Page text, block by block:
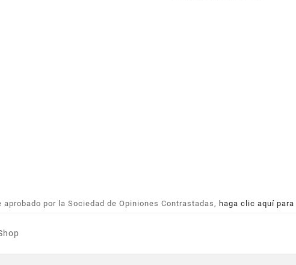
aprobado por la Sociedad de Opiniones Contrastadas, haga clic aquí